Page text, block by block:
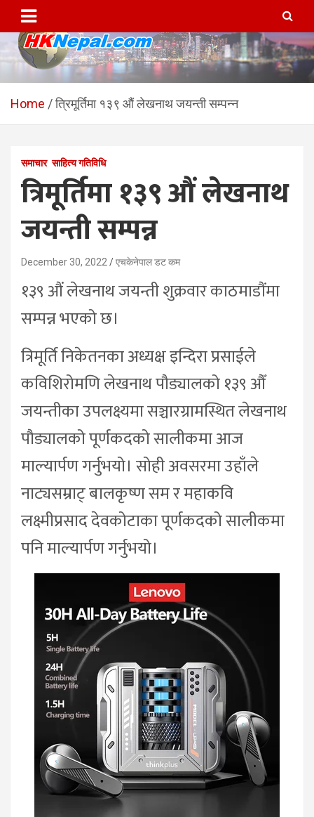
content
HKNepal.com – हङकङबाट
सञ्चालित पहिलो नेपाली अनलाईन
hknepal, hknepal.com, hk nepal, hk nepal com
Home त्रिमूर्तिमा १३९ औं लेखनाथ जयन्ती सम्पन्न
समाचार साहित्य गतिविधि
त्रिमूर्तिमा १३९ औं लेखनाथ
जयन्ती सम्पन्न
December 30, 2022 एचकेनेपाल डट कम
१३९ औं लेखनाथ जयन्ती शुक्रवार काठमाडौंमा
सम्पन्न भएको छ।
त्रिमूर्ति निकेतनका अध्यक्ष इन्दिरा प्रसाईले
कविशिरोमणि लेखनाथ पौड्यालको १३९ औँ
जयन्तीका उपलक्ष्यमा सञ्चारग्रामस्थित लेखनाथ
पौड्यालको पूर्णकदको सालीकमा आज
माल्यार्पण गर्नुभयो। सोही अवसरमा उहाँले
नाट्यसम्राट् बालकृष्ण सम र महाकवि
लक्ष्मीप्रसाद देवकोटाका पूर्णकदको सालीकमा
पनि माल्यार्पण गर्नुभयो।